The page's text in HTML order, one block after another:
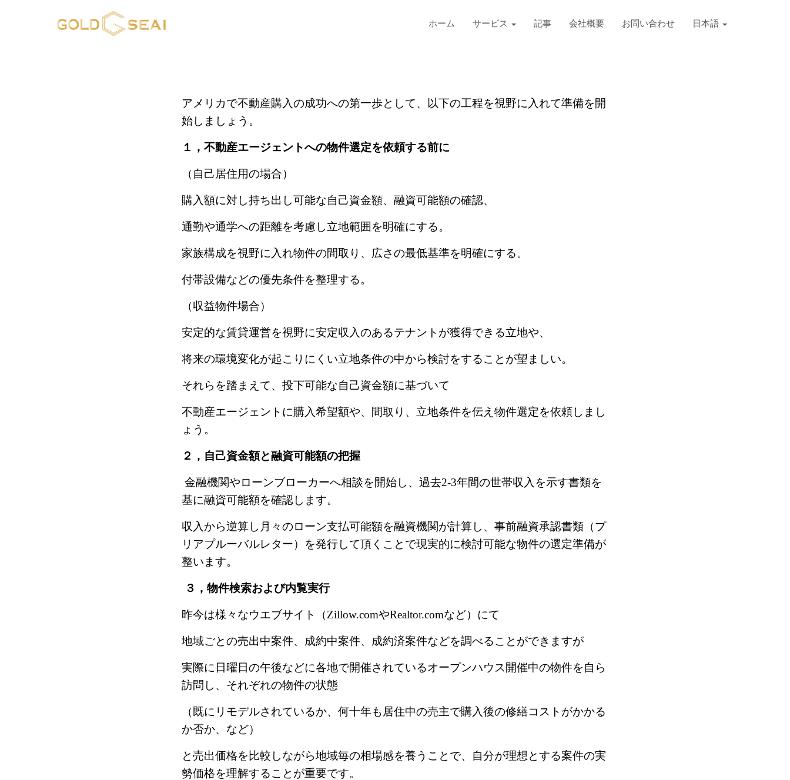
ホーム サービス 記事 会社概要 お問い合わせ 日本語
アメリカで不動産購入の成功への第一歩として、以下の工程を視野に入れて準備を開
始しましょう。
１，不動産エージェントへの物件選定を依頼する前に
（自己居住用の場合）
購入額に対し持ち出し可能な自己資金額、融資可能額の確認、
通勤や通学への距離を考慮し立地範囲を明確にする。
家族構成を視野に入れ物件の間取り、広さの最低基準を明確にする。
付帯設備などの優先条件を整理する。
（収益物件場合）
安定的な賃貸運営を視野に安定収入のあるテナントが獲得できる立地や、
将来の環境変化が起こりにくい立地条件の中から検討をすることが望ましい。
それらを踏まえて、投下可能な自己資金額に基づいて
不動産エージェントに購入希望額や、間取り、立地条件を伝え物件選定を依頼しまし
ょう。
２，自己資金額と融資可能額の把握
金融機関やローンブローカーへ相談を開始し、過去2-3年間の世帯収入を示す書類を
基に融資可能額を確認します。
収入から逆算し月々のローン支払可能額を融資機関が計算し、事前融資承認書類（プ
リアプルーバルレター）を発行して頂くことで現実的に検討可能な物件の選定準備が
整います。
３，物件検索および内覧実行
昨今は様々なウエブサイト（Zillow.comやRealtor.comなど）にて
地域ごとの売出中案件、成約中案件、成約済案件などを調べることができますが
実際に日曜日の午後などに各地で開催されているオープンハウス開催中の物件を自ら
訪問し、それぞれの物件の状態
（既にリモデルされているか、何十年も居住中の売主で購入後の修繕コストがかかる
か否か、など）
と売出価格を比較しながら地域毎の相場感を養うことで、自分が理想とする案件の実
勢価格を理解することが重要です。